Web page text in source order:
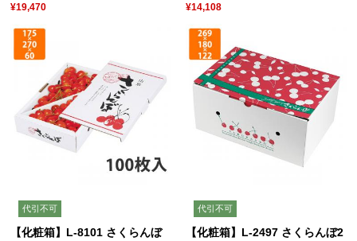
¥19,470 ¥14,108
代引不可
【化粧箱】L-8101 さくらんぼ
代引不可
【化粧箱】L-2497 さくらんぼ2